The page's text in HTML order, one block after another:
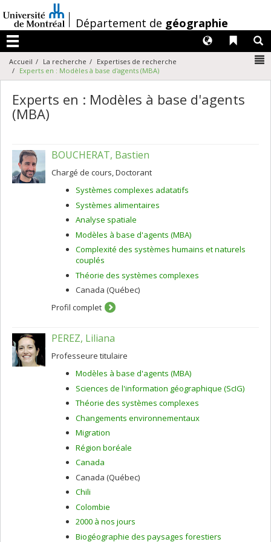
au
contenu
/Département de géographie
Menu
Liens
Langues
Accueil La recherche
Expertises de recherche
Experts en : Modèles à base d'agents (MBA)
Experts en : Modèles à base d'agents
(MBA)
BOUCHERAT, Bastien
Chargé de cours, Doctorant
Systèmes complexes adatatifs
Systèmes alimentaires
Analyse spatiale
Modèles à base d'agents (MBA)
Complexité des systèmes humains et naturels
couplés
Théorie des systèmes complexes
Canada (Québec)
Profil complet
PEREZ, Liliana
Professeure titulaire
Modèles à base d'agents (MBA)
Sciences de l'information géographique (ScIG)
Théorie des systèmes complexes
Changements environnementaux
Migration
Région boréale
Canada
Canada (Québec)
Chili
Colombie
2000 à nos jours
Biogéographie des paysages forestiers